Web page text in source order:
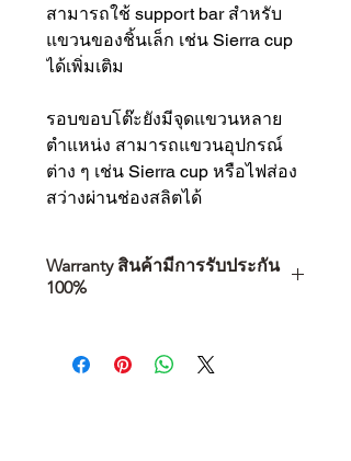
สามารถใช้ support bar สำหรับ
แขวนของชิ้นเล็ก เช่น Sierra cup
ได้เพิ่มเติม
รอบขอบโต๊ะยังมีจุดแขวนหลาย
ตำแหน่ง สามารถแขวนอุปกรณ์
ต่าง ๆ เช่น Sierra cup หรือไฟส่อง
สว่างผ่านช่องสลิตได้
Warranty สินค้ามีการรับประกัน
100%
คุณตัดสินใจซื้อ แต่รวมไปถึง
“ประสบการณ์หลังการใช้งาน” ใน